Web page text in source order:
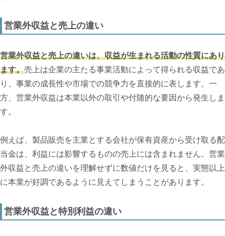
営業外収益と売上の違い
営業外収益と売上の違いは、収益が生まれる活動の性質にあり
ます。売上は企業の主たる事業活動によって得られる収益であ
り、事業の成長性や市場での競争力を直接的に表します。一
方、営業外収益は本業以外の取引や付随的な要因から発生しま
す。
例えば、製品販売を主業とする会社が保有資産から受け取る配
当金は、利益には影響するものの売上には含まれません。営業
外収益と売上の違いを理解せずに数値だけを見ると、実態以上
に本業が好調であるように見えてしまうことがあります。
営業外収益と特別利益の違い